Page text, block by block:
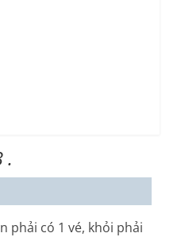
.
phải có 1 vé, khỏi phải